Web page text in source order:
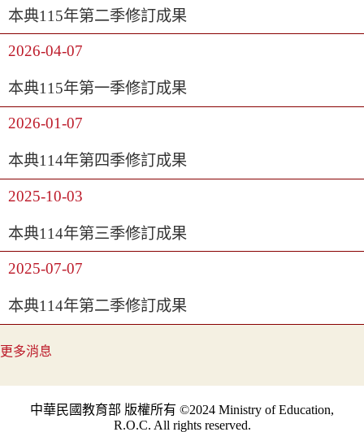
本典115年第二季修訂成果
2026-04-07
本典115年第一季修訂成果
2026-01-07
本典114年第四季修訂成果
2025-10-03
本典114年第三季修訂成果
2025-07-07
本典114年第二季修訂成果
更多消息
中華民國教育部 版權所有 ©2024 Ministry of Education,
R.O.C. All rights reserved.